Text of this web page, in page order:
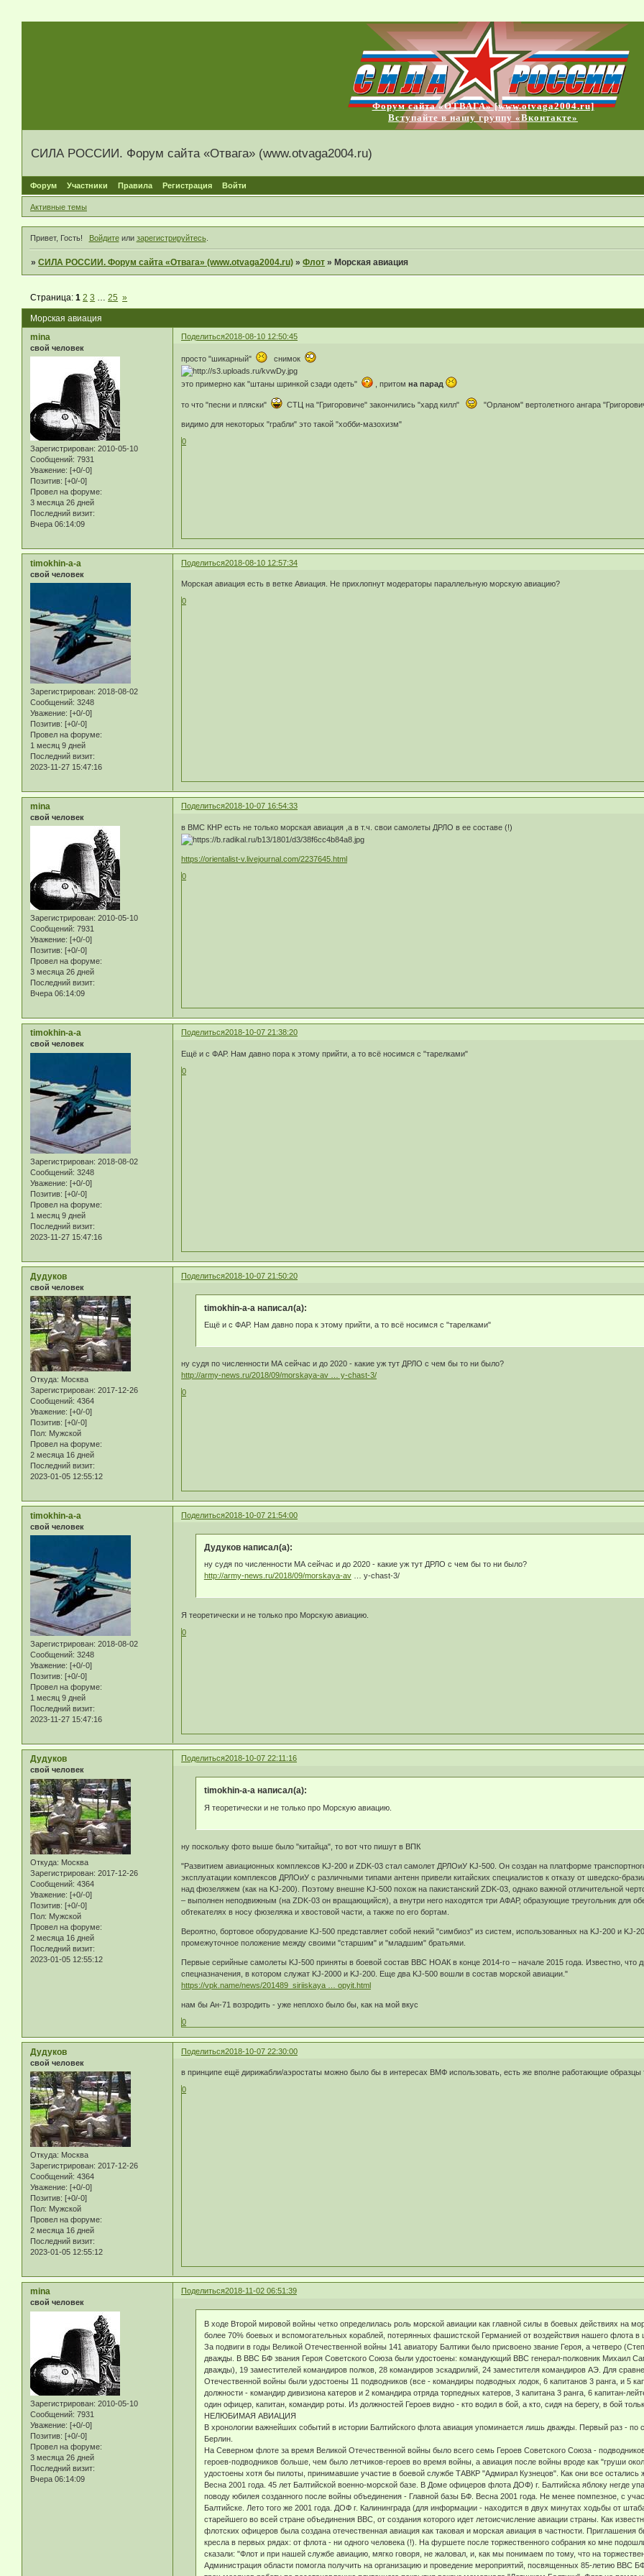
Форум сайта «ОТВАГА» [www.otvaga2004.ru]
Вступайте в нашу группу «Вконтакте»
СИЛА РОССИИ. Форум сайта «Отвага» (www.otvaga2004.ru)
Форум Участники Правила Регистрация Войти
Активные темы
Привет, Гость! Войдитеили зарегистрируйтесь.
»СИЛА РОССИИ. Форум сайта «Отвага» (www.otvaga2004.ru) »Флот » Морская авиация
Морская авиация
Страница:1 2 3 25 »
Поделиться2018-08-10 12:50:45
mina
свой человек
Зарегистрирован: 2010-05-10
Сообщений: 7931
Уважение: [+0/-0]
Позитив: [+0/-0]
Провел на форуме:
3 месяца 26 дней
Последний визит:
Вчера 06:14:09
просто "шикарный" снимок
это примерно как "штаны шринкой сзади одеть" , притомна парад
то что "песни и пляски" СТЦ на "Григоровиче" закончились "хард килл" "Орланом" вертолетного ангара
видимо для некоторых "грабли" это такой "хобби-мазохизм"
0
Поделиться2018-08-10 12:57:34
timokhin-a-a
свой человек
Зарегистрирован: 2018-08-02
Сообщений: 3248
Уважение: [+0/-0]
Позитив: [+0/-0]
Провел на форуме:
1 месяц 9 дней
Последний визит:
2023-11-27 15:47:16
Морская авиация есть в ветке Авиация. Не прихлопнут модераторы параллельную морскую авиацию?
0
Поделиться2018-10-07 16:54:33
mina
свой человек
Зарегистрирован: 2010-05-10
Сообщений: 7931
Уважение: [+0/-0]
Позитив: [+0/-0]
Провел на форуме:
3 месяца 26 дней
Последний визит:
Вчера 06:14:09
в ВМС КНР есть не только морская авиация ,а в т.ч. свои самолеты ДРЛО в ее составе (!)
https://orientalist-v.livejournal.com/2237645.html
0
Поделиться2018-10-07 21:38:20
timokhin-a-a
свой человек
Зарегистрирован: 2018-08-02
Сообщений: 3248
Уважение: [+0/-0]
Позитив: [+0/-0]
Провел на форуме:
1 месяц 9 дней
Последний визит:
2023-11-27 15:47:16
Ещё и с ФАР. Нам давно пора к этому прийти, а то всё носимся с "тарелками"
0
Поделиться2018-10-07 21:50:20
Дудуков
свой человек
Откуда: Москва
Зарегистрирован: 2017-12-26
Сообщений: 4364
Уважение: [+0/-0]
Позитив: [+0/-0]
Пол: Мужской
Провел на форуме:
2 месяца 16 дней
Последний визит:
2023-01-05 12:55:12
timokhin-a-a написал(а):
Ещё и с ФАР. Нам давно пора к этому прийти, а то всё носимся с "тарелками"
ну судя по численности МА сейчас и до 2020 - какие уж тут ДРЛО с чем бы то ни было?
http://army-news.ru/2018/09/morskaya-av … y-chast-3/
0
Поделиться2018-10-07 21:54:00
timokhin-a-a
свой человек
Зарегистрирован: 2018-08-02
Сообщений: 3248
Уважение: [+0/-0]
Позитив: [+0/-0]
Провел на форуме:
1 месяц 9 дней
Последний визит:
2023-11-27 15:47:16
Дудуков написал(а):
ну судя по численности МА сейчас и до 2020 - какие уж тут ДРЛО с чем бы то ни было?
http://army-news.ru/2018/09/morskaya-av… y-chast-3/
Я теоретически и не только про Морскую авиацию.
0
Поделиться2018-10-07 22:11:16
Дудуков
свой человек
Откуда: Москва
Зарегистрирован: 2017-12-26
Сообщений: 4364
Уважение: [+0/-0]
Позитив: [+0/-0]
Пол: Мужской
Провел на форуме:
2 месяца 16 дней
Последний визит:
2023-01-05 12:55:12
timokhin-a-a написал(а):
Я теоретически и не только про Морскую авиацию.
ну поскольку фото выше было "китайца", то вот что пишут в ВПК
"Развитием авиационных комплексов KJ-200 и ZDK-03 стал самолет ДРЛОиУ KJ-500. Он создан на платформе
эксплуатации комплексов ДРЛОиУ с различными типами антенн привели китайских специалистов к отказу от шведско-
над фюзеляжем (как на KJ-200). Поэтому внешне KJ-500 похож на пакистанский ZDK-03, однако важной отличительной
– выполнен неподвижным (на ZDK-03 он вращающийся), а внутри него находятся три АФАР, образующие треугольник для
обтекателях в носу фюзеляжа и хвостовой части, а также по его бортам.
Вероятно, бортовое оборудование KJ-500 представляет собой некий "симбиоз" из систем, использованных на KJ-200 и
промежуточное положение между своими "старшим" и "младшим" братьями.
Первые серийные самолеты KJ-500 приняты в боевой состав ВВС НОАК в конце 2014-го – начале 2015 года. Известно,
спецназначения, в котором служат KJ-2000 и KJ-200. Еще два KJ-500 вошли в состав морской авиации."
https://vpk.name/news/201489_siriiskaya … opyit.html
нам бы Ан-71 возродить - уже неплохо было бы, как на мой вкус
0
Поделиться2018-10-07 22:30:00
Дудуков
свой человек
Откуда: Москва
Зарегистрирован: 2017-12-26
Сообщений: 4364
Уважение: [+0/-0]
Позитив: [+0/-0]
Пол: Мужской
Провел на форуме:
2 месяца 16 дней
Последний визит:
2023-01-05 12:55:12
в принципе ещё дирижабли/аэростаты можно было бы в интересах ВМФ использовать, есть же вполне работающие образцы
0
Поделиться2018-11-02 06:51:39
mina
свой человек
Зарегистрирован: 2010-05-10
Сообщений: 7931
Уважение: [+0/-0]
Позитив: [+0/-0]
Провел на форуме:
3 месяца 26 дней
Последний визит:
Вчера 06:14:09
В ходе Второй мировой войны четко определилась роль морской авиации как главной силы в боевых действиях на
более 70% боевых и вспомогательных кораблей, потерянных фашистской Германией от воздействия нашего флота в
За подвиги в годы Великой Отечественной войны 141 авиатору Балтики было присвоено звание Героя, а четверо
дважды. В ВВС БФ звания Героя Советского Союза были удостоены: командующий ВВС генерал-полковник Михаил
дважды), 19 заместителей командиров полков, 28 командиров эскадрилий, 24 заместителя командиров АЭ. Для
Отечественной войны были удостоены 11 подводников (все - командиры подводных лодок, 6 капитанов 3 ранга, и 5
должности - командир дивизиона катеров и 2 командира отряда торпедных катеров, 3 капитана 3 ранга, 6 капитан-
один офицер, капитан, командир роты. Из должностей Героев видно - кто водил в бой, а кто, сидя на берегу, в бой
НЕЛЮБИМАЯ АВИАЦИЯ
В хронологии важнейших событий в истории Балтийского флота авиация упоминается лишь дважды. Первый раз - по
Берлин.
На Северном флоте за время Великой Отечественной войны было всего семь Героев Советского Союза -
героев-подводников больше, чем было летчиков-героев во время войны, а авиация после войны вроде как "груши
удостоены хотя бы пилоты, принимавшие участие в боевой службе ТАВКР "Адмирал Кузнецов". Как они все остались
Весна 2001 года. 45 лет Балтийской военно-морской базе. В Доме офицеров флота ДОФ) г. Балтийска яблоку негде
поводу юбилея созданного после войны объединения - Главной базы БФ. Весна 2001 года. Не менее помпезное, с
Балтийске. Лето того же 2001 года. ДОФ г. Калининграда (для информации - находится в двух минутах ходьбы от
старейшего во всей стране объединения ВВС, от создания которого идет летоисчисление авиации страны. Как
флотских офицеров была создана отечественная авиация как таковая и морская авиация в частности.
кресла в первых рядах: от флота - ни одного человека (!). На фуршете после торжественного собрания ко мне
сказали: "Флот и при нашей службе авиацию, мягко говоря, не жаловал, и, как мы понимаем по тому, что на
Администрация области помогла получить на организацию и проведение мероприятий, посвященных 85-летию ВВС